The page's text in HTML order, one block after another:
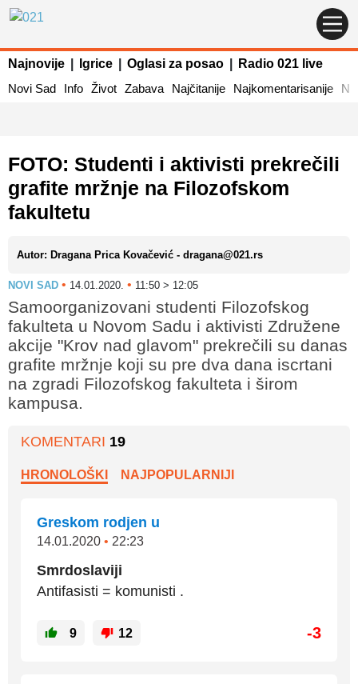
Najnovije Igrice Oglasi za posao
Radio 021 live
Novi Sad
Info Život Zabava Najčitanije Najkomentarisanije
FOTO: Studenti i aktivisti prekrečili
grafite mržnje na Filozofskom
fakultetu
Autor: Dragana Prica Kovačević - dragana@021.rs
NOVI SAD • 14.01.2020. • 11:50 > 12:05
Samoorganizovani studenti Filozofskog
fakulteta u Novom Sadu i aktivisti Združene
akcije "Krov nad glavom" prekrečili su danas
grafite mržnje koji su pre dva dana iscrtani
na zgradi Filozofskog fakulteta i širom
kampusa.
KOMENTARI 19
HRONOLOŠKI NAJPOPULARNIJI
Greskom rodjen u
14.01.2020 • 22:23
Smrdoslaviji
Antifasisti = komunisti .
9 12 -3